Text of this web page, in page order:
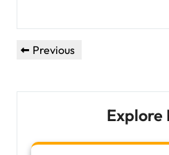
Post
Previous
Previous
Explore